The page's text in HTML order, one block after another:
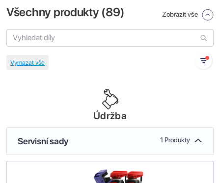
Všechny produkty (89) Zobrazit vše
Údržba
Servisní sady 1 Produkty